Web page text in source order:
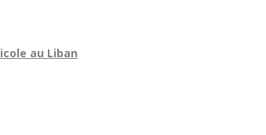
au Liban